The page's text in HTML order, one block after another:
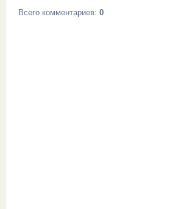
Всего комментариев: 0